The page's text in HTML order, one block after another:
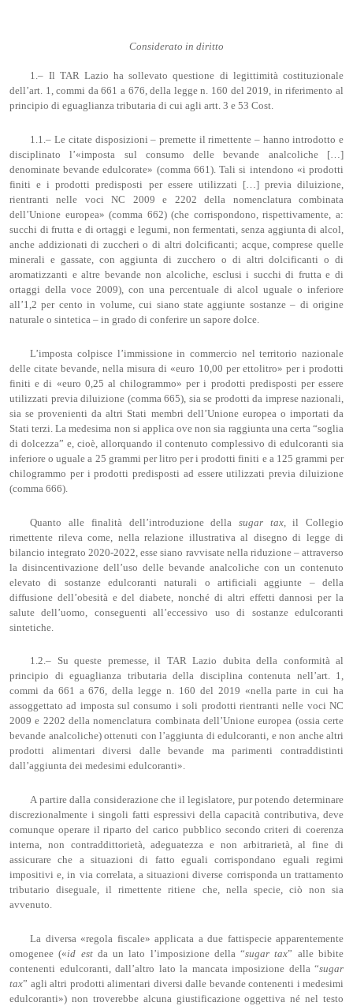
Considerato in diritto
1.– Il TAR Lazio ha sollevato questione di legittimità costituzionale
dell’art. 1, commi da 661 a 676, della legge n. 160 del 2019, in riferimento al
principio di eguaglianza tributaria di cui agli artt. 3 e 53 Cost.
1.1.– Le citate disposizioni – premette il rimettente – hanno introdotto e
disciplinato l’«imposta sul consumo delle bevande analcoliche […]
denominate bevande edulcorate» (comma 661). Tali si intendono «i prodotti
finiti e i prodotti predisposti per essere utilizzati […] previa diluizione,
rientranti nelle voci NC 2009 e 2202 della nomenclatura combinata
dell’Unione europea» (comma 662) (che corrispondono, rispettivamente, a:
succhi di frutta e di ortaggi e legumi, non fermentati, senza aggiunta di alcol,
anche addizionati di zuccheri o di altri dolcificanti; acque, comprese quelle
minerali e gassate, con aggiunta di zucchero o di altri dolcificanti o di
aromatizzanti e altre bevande non alcoliche, esclusi i succhi di frutta e di
ortaggi della voce 2009), con una percentuale di alcol uguale o inferiore
all’1,2 per cento in volume, cui siano state aggiunte sostanze – di origine
naturale o sintetica – in grado di conferire un sapore dolce.
L’imposta colpisce l’immissione in commercio nel territorio nazionale
delle citate bevande, nella misura di «euro 10,00 per ettolitro» per i prodotti
finiti e di «euro 0,25 al chilogrammo» per i prodotti predisposti per essere
utilizzati previa diluizione (comma 665), sia se prodotti da imprese nazionali,
sia se provenienti da altri Stati membri dell’Unione europea o importati da
Stati terzi. La medesima non si applica ove non sia raggiunta una certa “soglia
di dolcezza” e, cioè, allorquando il contenuto complessivo di edulcoranti sia
inferiore o uguale a 25 grammi per litro per i prodotti finiti e a 125 grammi per
chilogrammo per i prodotti predisposti ad essere utilizzati previa diluizione
(comma 666).
Quanto alle finalità dell’introduzione della sugar tax,
il Collegio
rimettente rileva come, nella relazione illustrativa al disegno di legge di
bilancio integrato 2020-2022, esse siano ravvisate nella riduzione – attraverso
la disincentivazione dell’uso delle bevande analcoliche con un contenuto
elevato di sostanze edulcoranti naturali o artificiali aggiunte – della
diffusione dell’obesità e del diabete, nonché di altri effetti dannosi per la
salute dell’uomo, conseguenti all’eccessivo uso di sostanze edulcoranti
sintetiche.
1.2.– Su queste premesse, il TAR Lazio dubita della conformità al
principio di eguaglianza tributaria della disciplina contenuta nell’art. 1,
commi da 661 a 676, della legge n. 160 del 2019 «nella parte in cui ha
assoggettato ad imposta sul consumo i soli prodotti rientranti nelle voci NC
2009 e 2202 della nomenclatura combinata dell’Unione europea (ossia certe
bevande analcoliche) ottenuti con l’aggiunta di edulcoranti, e non anche altri
prodotti alimentari diversi dalle bevande ma parimenti contraddistinti
dall’aggiunta dei medesimi edulcoranti».
A partire dalla considerazione che il legislatore, pur potendo determinare
discrezionalmente i singoli fatti espressivi della capacità contributiva, deve
comunque operare il riparto del carico pubblico secondo criteri di coerenza
interna, non contraddittorietà, adeguatezza e non arbitrarietà, al fine di
assicurare che a situazioni di fatto eguali corrispondano eguali regimi
impositivi e, in via correlata, a situazioni diverse corrisponda un trattamento
tributario diseguale, il rimettente ritiene che, nella specie, ciò non sia
avvenuto.
La diversa «regola fiscale» applicata a due fattispecie apparentemente
omogenee («id estda un lato l’imposizione della “sugartax” alle bibite
contenenti edulcoranti, dall’altro lato la mancata imposizione della “sugar
tax” agli altri prodotti alimentari diversi dalle bevande contenenti i medesimi
edulcoranti») non troverebbe alcuna giustificazione oggettiva né nel testo